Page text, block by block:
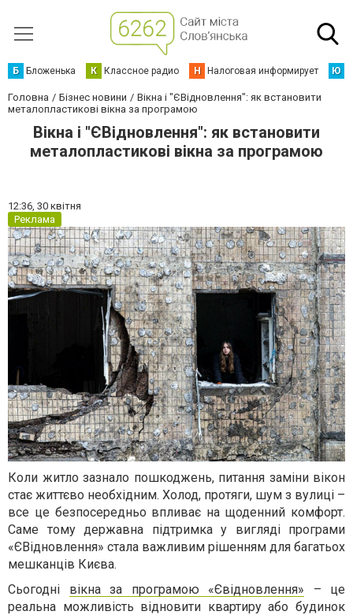
Б Бложенька К Классное радио Н Налоговая информирует Ю
Головна Бізнес новини
Вікна і "ЄВідновлення": як встановити
металопластикові вікна за програмою
Вікна і "ЄВідновлення": як встановити
металопластикові вікна за програмою
12:36, 30 квітня
Реклама
Коли житло зазнало пошкоджень, питання заміни вікон
стає життєво необхідним. Холод, протяги, шум з вулиці –
все це безпосередньо впливає на щоденний комфорт.
Саме тому державна підтримка у вигляді програми
«ЄВідновлення» стала важливим рішенням для багатьох
мешканців Києва.
Сьогодні вікна за програмою «Євідновлення» – це
реальна можливість відновити квартиру або будинок